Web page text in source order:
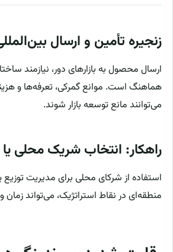
زنجیره تأمین و ارسال
ارسال محصول به بازارهای دور، نیازمند
هماهنگ است. موانع گمرکی، تعرفه‌ها و
می‌توانند مانع توسعه بازار شوند.
راهکار: انتخاب شریک محلی یا
استفاده از شرکای محلی برای مدیریت توزیع
منطقه‌ای در نقاط استراتژیک، می‌تواند